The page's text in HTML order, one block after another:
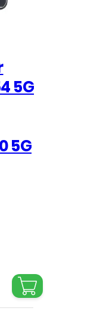
5G
5G